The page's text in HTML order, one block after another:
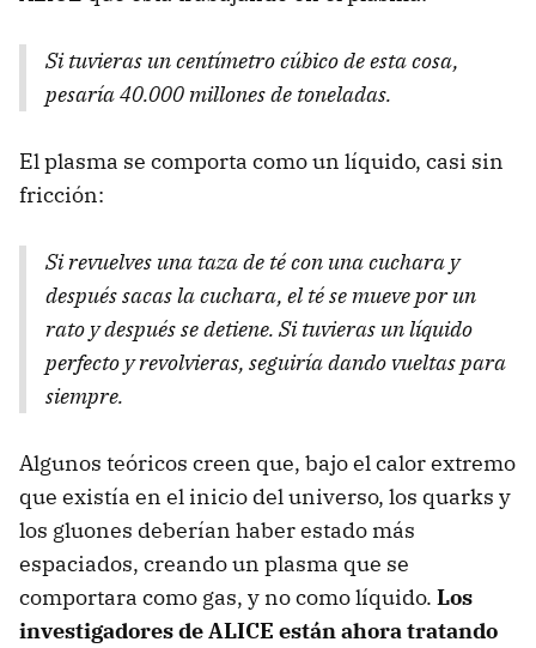
Si tuvieras un centímetro cúbico de esta cosa,
pesaría 40.000 millones de toneladas.
El plasma se comporta como un líquido, casi sin
fricción:
Si revuelves una taza de té con una cuchara y
después sacas la cuchara, el té se mueve por un
rato y después se detiene. Si tuvieras un líquido
perfecto y revolvieras, seguiría dando vueltas para
siempre.
Algunos teóricos creen que, bajo el calor extremo
que existía en el inicio del universo, los quarks y
los gluones deberían haber estado más
espaciados, creando un plasma que se
comportara como gas, y no como líquido. Los
investigadores deALICE están ahora tratando